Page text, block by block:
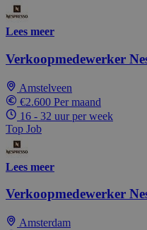
Lees meer
Verkoopmedewerker
Amstelveen
€2.600 Per maand
16 - 32 uur per week
Top Job
Lees meer
Verkoopmedewerker
Amsterdam